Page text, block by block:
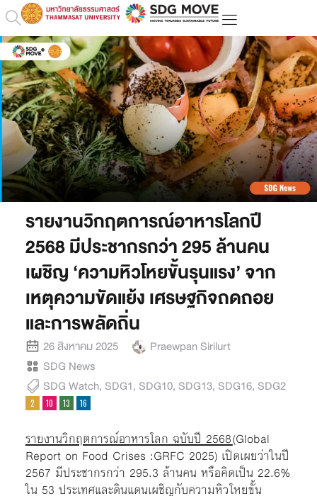
รายงานวิกฤตการณ์อาหารโลกปี
2568 มีประชากรกว่า 295 ล้านคน
เผชิญ ‘ความหิวโหยขั้นรุนแรง’ จาก
เหตุความขัดแย้ง เศรษฐกิจถดถอย
และการพลัดถิ่น
26 สิงหาคม 2025
Praewpan Sirilurt
SDG News
SDG Watch, SDG1, SDG10, SDG13, SDG16, SDG2
รายงานวิกฤตการณ์อาหารโลก ฉบับปี 2568(Global
Report on Food Crises :GRFC 2025) เปิดเผยว่าในปี
2567 มีประชากรกว่า 295.3 ล้านคน หรือคิดเป็น 22.6%
ใน 53 ประเทศและดินแดนเผชิญกับความหิวโหยขั้น